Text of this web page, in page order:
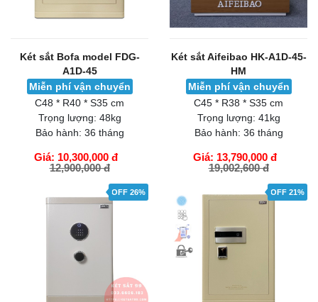
Két sắt Bofa model FDG-
A1D-45
Miễn phí vận chuyển
C48 * R40 * S35 cm
Trọng lượng: 48kg
Bảo hành: 36 tháng
Giá: 10,300,000 đ
12,900,000 đ
GIỎ HÀNG
Két sắt Aifeibao HK-A1D-45-
HM
Miễn phí vận chuyển
C45 * R38 * S35 cm
Trọng lượng: 41kg
Bảo hành: 36 tháng
Giá: 13,790,000 đ
19,002,600 đ
GIỎ HÀNG
OFF 26% OFF 21%